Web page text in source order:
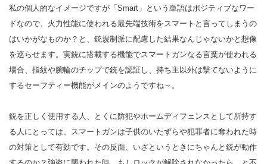
私の個人的なイメージですが「Smart」という単語はポジティブなワー
ドなので、火力性能に使われる最先端技術をスマートと言ってしまうの
はいかがなものか？と、銃規制派に配慮した結果なんじゃないかと想像
を巡らせます。実銃に搭載する機能でスマートガンなる言葉が使われる
場合、指紋や腕輪のチップで銃を認証し、持ち主以外は撃てないように
するセーフティー機能がメインのようですね～。
銃を正しく使用する人、とくに防犯やホームディフェンスとして所持す
る人にとっては、スマートガンは子供のいたずらや犯罪者に奪われた時
の対策として有効です。その反面、いざというときにちゃんと銃が動作